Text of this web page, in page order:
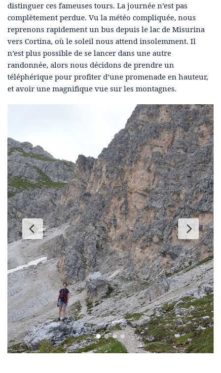
distinguer ces fameuses tours. La journée n’est pas
complètement perdue. Vu la météo compliquée, nous
reprenons rapidement un bus depuis le lac de Misurina
vers Cortina, où le soleil nous attend insolemment. Il
n’est plus possible de se lancer dans une autre
randonnée, alors nous décidons de prendre un
téléphérique pour profiter d’une promenade en hauteur,
et avoir une magnifique vue sur les montagnes.